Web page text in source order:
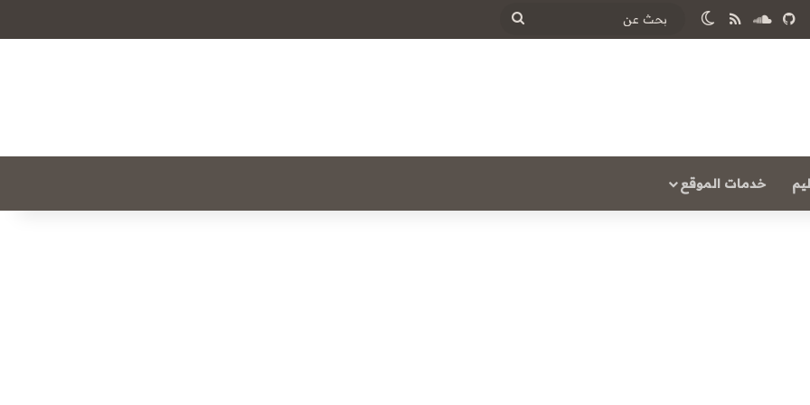
ساوند كلاود
ملخص الموقع RSS
الوضع المظلم
بحث
خدمات الموقع